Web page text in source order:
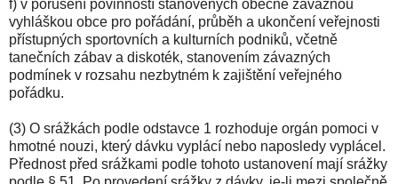
f) v porušení povinností stanovených obecně závaznou
vyhláškou obce pro pořádání, průběh a ukončení veřejnosti
přístupných sportovních a kulturních podniků, včetně
tanečních zábav a diskoték, stanovením závazných
podmínek v rozsahu nezbytném k zajištění veřejného
pořádku.
(3) O srážkách podle odstavce 1 rozhoduje orgán pomoci v
hmotné nouzi, který dávku vyplácí nebo naposledy vyplácel.
Přednost před srážkami podle tohoto ustanovení mají srážky